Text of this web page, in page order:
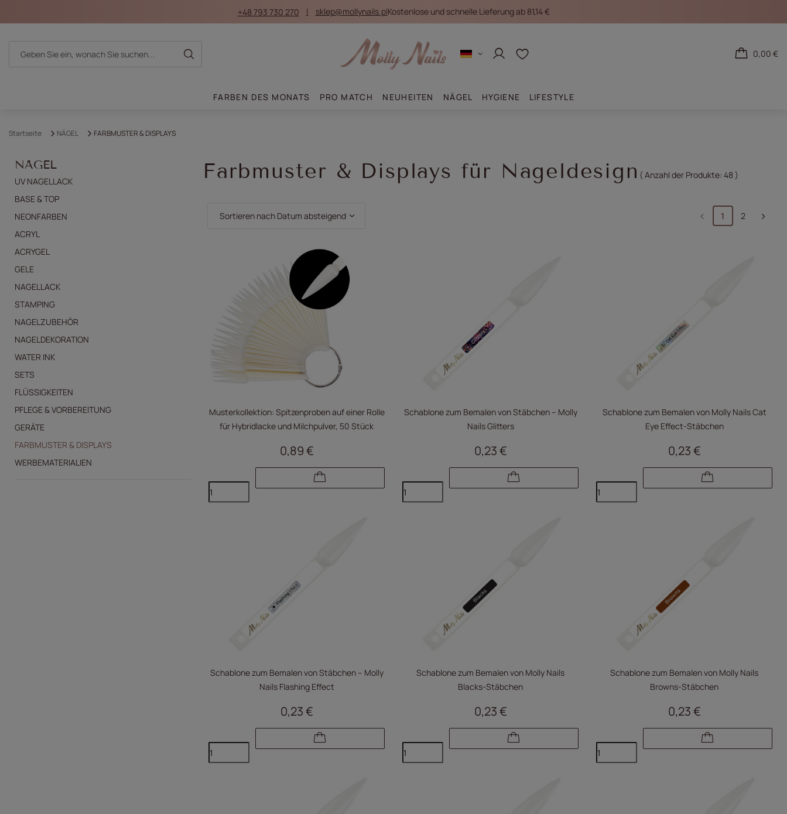
+48 793 730 270 sklep@mollynails.plKostenlose und schnelle Lieferung ab 81,14 €
AnmeldenEinkaufslisten
0,00 €
FARBEN DES MONATS PRO MATCH NEUHEITEN NÄGEL HYGIENE LIFESTYLE
Startseite NÄGEL FARBMUSTER & DISPLAYS
NÄGEL
UV NAGELLACK
BASE & TOP
NEONFARBEN
ACRYL
ACRYGEL
GELE
NAGELLACK
STAMPING
NAGELZUBEHÖR
NAGELDEKORATION
WATER INK
SETS
FLÜSSIGKEITEN
PFLEGE & VORBEREITUNG
GERÄTE
FARBMUSTER & DISPLAYS
WERBEMATERIALIEN
Farbmuster & Displays für Nageldesign ( Anzahl der Produkte: 48)
Sortierung ändern
Sortieren nach Datum absteigend 1 2
Musterkollektion: Spitzenproben auf einer Rolle
für Hybridlacke und Milchpulver, 50 Stück
0,89 €
Schablone zum Bemalen von Stäbchen – Molly
Nails Glitters
0,23 €
Schablone zum Bemalen von Molly Nails Cat
Eye Effect-Stäbchen
0,23 €
Schablone zum Bemalen von Stäbchen – Molly
Nails Flashing Effect
0,23 €
Schablone zum Bemalen von Molly Nails
Blacks-Stäbchen
0,23 €
Schablone zum Bemalen von Molly Nails
Browns-Stäbchen
0,23 €